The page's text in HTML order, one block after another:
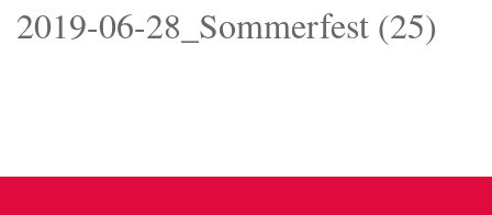
2019-06-28_Sommerfest (25)